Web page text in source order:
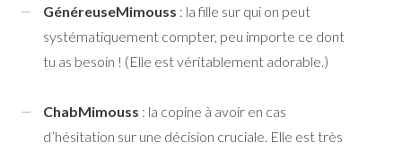
GénéreuseMimouss : la fille sur qui on peut
systématiquement compter, peu importe ce dont
tu as besoin ! (Elle est véritablement adorable.)
ChabMimouss : la copine à avoir en cas
d’hésitation sur une décision cruciale. Elle est très